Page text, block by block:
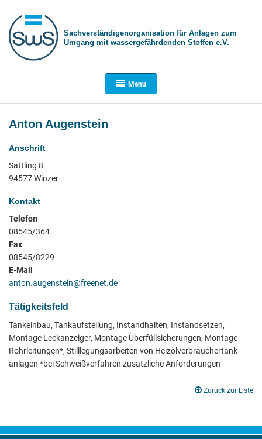
Sachverständigen­organisation für Anlagen zum
Umgang mit wasser­gefährdenden Stoffen e.V.
Menu
Anton Augenstein
Anschrift
Sattling 8
94577 Winzer
Kontakt
Telefon
08545/364
Fax
08545/8229
E-Mail
anton.augenstein@freenet.de
Tätigkeitsfeld
Tankeinbau, Tankaufstellung, Instandhalten, Instandsetzen,
Montage Leckanzeiger, Montage Überfüllsicherungen, Montage
Rohrleitungen*, Stilllegungsarbeiten von Heizölverbrauchertank-
anlagen *bei Schweißverfahren zusätzliche Anforderungen
Zurück zur Liste